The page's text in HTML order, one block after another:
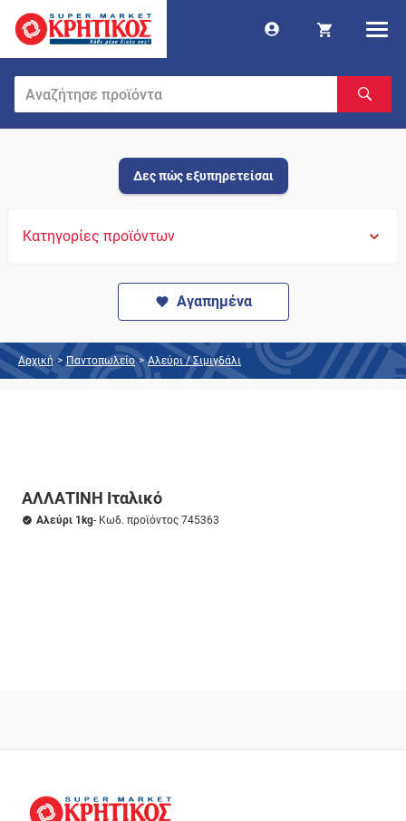
Δες πώς εξυπηρετείσαι
Κατηγορίες προϊόντων
Αγαπημένα
Αρχική > Παντοπωλείο > Αλεύρι / Σιμιγδάλι
ΑΛΛΑΤΙΝΗ Ιταλικό
Αλεύρι 1kg- Κωδ. προϊόντος 745363